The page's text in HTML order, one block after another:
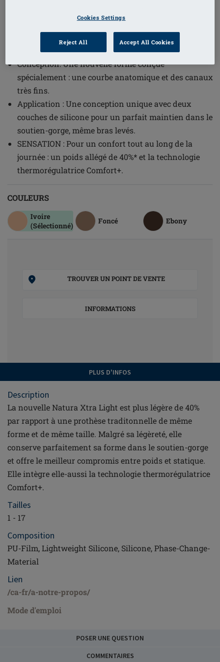
Référence de l'article: 400 Natura Xtra
Conception: Une nouvelle forme conçue
spécialement : une courbe anatomique et des canaux
très fins.
Application : Une conception unique avec deux
couches de silicone pour un parfait maintien dans le
soutien-gorge, même bras levés.
SENSATION : Pour un confort tout au long de la
journée : un poids allégé de 40%* et la technologie
thermorégulatrice Comfort+.
COULEURS
Ivoire
(Sélectionné)
Foncé Ebony
TROUVER UN POINT DE VENTE
INFORMATIONS
PLUS D'INFOS
Description
La nouvelle Natura Xtra Light est plus légère de 40%
par rapport à une prothèse traditonnelle de même
forme et de même taille. Malgré sa légèreté, elle
conserve parfaitement sa forme dans le soutien-gorge
et offre le meilleur compromis entre poids et statique.
Elle intègre elle-aussi la technologie thermorégulatrice
Comfort+.
Tailles
1 - 17
Composition
PU-Film, Lightweight Silicone, Silicone, Phase-Change-
Material
Lien
/ca-fr/a-notre-propos/
Mode d'emploi
POSER UNE QUESTION
COMMENTAIRES
Cookies Settings
Reject All Accept All Cookies